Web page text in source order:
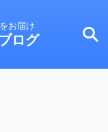
お届け
ログ